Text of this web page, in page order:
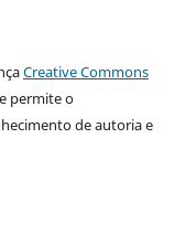
Creative Commons
permite o
de autoria e